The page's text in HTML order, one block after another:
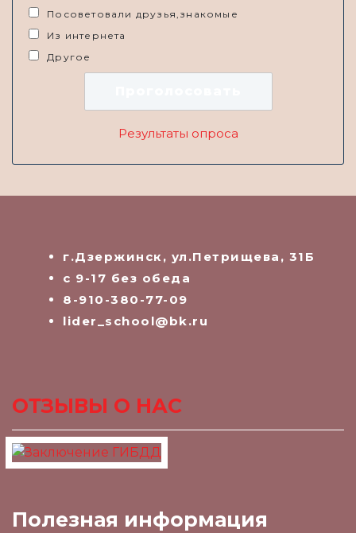
Посоветовали друзья,знакомые
Из интернета
Другое
Результаты опроса
г.Дзержинск, ул.Петрищева, 31Б
с 9-17 без обеда
8-910-380-77-09
lider_school@bk.ru
ОТЗЫВЫ О НАС
Полезная информация